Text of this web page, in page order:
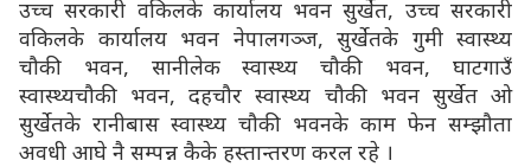
उच्च सरकारी वकिलके कार्यालय भवन सुर्खेत, उच्च सरकारी
वकिलके कार्यालय भवन नेपालगञ्ज, सुर्खेतके गुमी स्वास्थ्य
चौकी भवन, सानीलेक स्वास्थ्य चौकी भवन, घाटगाउँ
स्वास्थ्यचौकी भवन, दहचौर स्वास्थ्य चौकी भवन सुर्खेत ओ
सुर्खेतके रानीबास स्वास्थ्य चौकी भवनके काम फेन सम्झौता
अवधी आघे नै सम्पन्न कैके हस्तान्तरण करल रहे ।